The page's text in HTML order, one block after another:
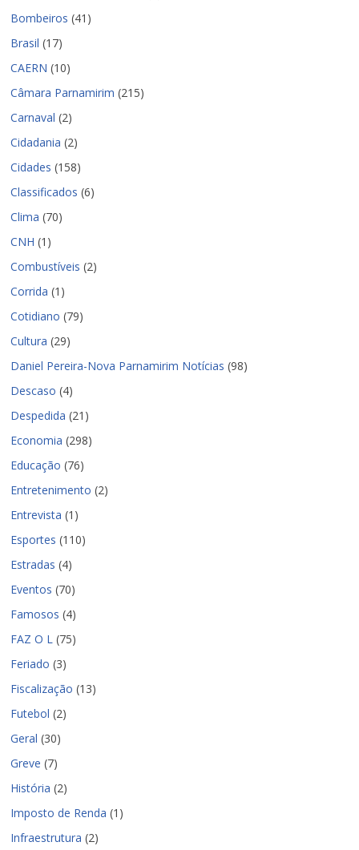
Bombeiros (41)
Brasil (17)
CAERN (10)
Câmara Parnamirim (215)
Carnaval (2)
Cidadania (2)
Cidades (158)
Classificados (6)
Clima (70)
CNH (1)
Combustíveis (2)
Corrida (1)
Cotidiano (79)
Cultura (29)
Daniel Pereira-Nova Parnamirim Notícias (98)
Descaso (4)
Despedida (21)
Economia (298)
Educação (76)
Entretenimento (2)
Entrevista (1)
Esportes (110)
Estradas (4)
Eventos (70)
Famosos (4)
FAZ O L (75)
Feriado (3)
Fiscalização (13)
Futebol (2)
Geral (30)
Greve (7)
História (2)
Imposto de Renda (1)
Infraestrutura (2)